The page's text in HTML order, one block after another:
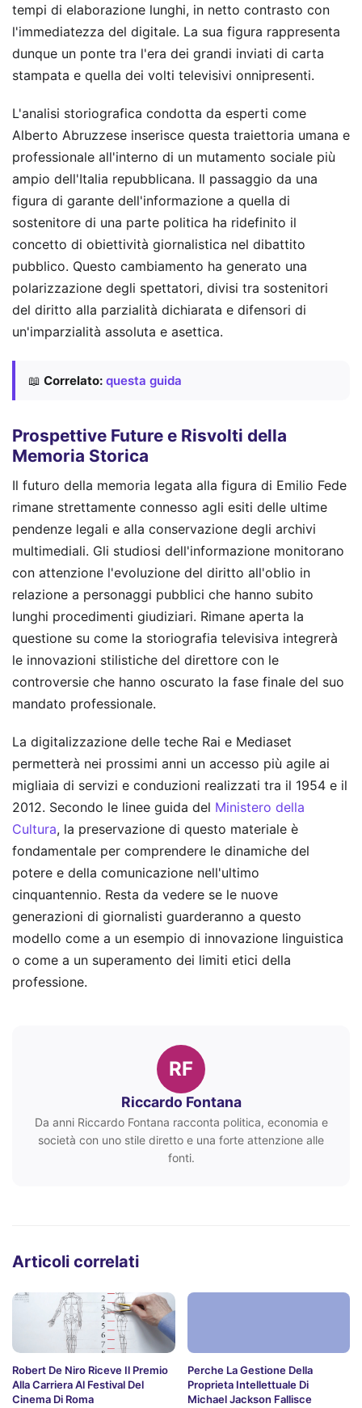
tempi di elaborazione lunghi, in netto contrasto con
l'immediatezza del digitale. La sua figura rappresenta
dunque un ponte tra l'era dei grandi inviati di carta
stampata e quella dei volti televisivi onnipresenti.
L'analisi storiografica condotta da esperti come
Alberto Abruzzese inserisce questa traiettoria umana e
professionale all'interno di un mutamento sociale più
ampio dell'Italia repubblicana. Il passaggio da una
figura di garante dell'informazione a quella di
sostenitore di una parte politica ha ridefinito il
concetto di obiettività giornalistica nel dibattito
pubblico. Questo cambiamento ha generato una
polarizzazione degli spettatori, divisi tra sostenitori
del diritto alla parzialità dichiarata e difensori di
un'imparzialità assoluta e asettica.
📖 Correlato: questa guida
Prospettive Future e Risvolti della
Memoria Storica
Il futuro della memoria legata alla figura di Emilio Fede
rimane strettamente connesso agli esiti delle ultime
pendenze legali e alla conservazione degli archivi
multimediali. Gli studiosi dell'informazione monitorano
con attenzione l'evoluzione del diritto all'oblio in
relazione a personaggi pubblici che hanno subito
lunghi procedimenti giudiziari. Rimane aperta la
questione su come la storiografia televisiva integrerà
le innovazioni stilistiche del direttore con le
controversie che hanno oscurato la fase finale del suo
mandato professionale.
La digitalizzazione delle teche Rai e Mediaset
permetterà nei prossimi anni un accesso più agile ai
migliaia di servizi e conduzioni realizzati tra il 1954 e il
2012. Secondo le linee guida del Ministero della
Cultura, la preservazione di questo materiale è
fondamentale per comprendere le dinamiche del
potere e della comunicazione nell'ultimo
cinquantennio. Resta da vedere se le nuove
generazioni di giornalisti guarderanno a questo
modello come a un esempio di innovazione linguistica
o come a un superamento dei limiti etici della
professione.
RF
Riccardo Fontana
Da anni Riccardo Fontana racconta politica, economia e
società con uno stile diretto e una forte attenzione alle
fonti.
Articoli correlati
Robert De Niro Riceve Il Premio
Alla Carriera Al Festival Del
Cinema Di Roma
Perche La Gestione Della
Proprieta Intellettuale Di
Michael Jackson Fallisce